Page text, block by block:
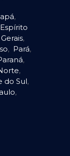
,
Espírito
,
, Pará,
,
,
do Sul,
,